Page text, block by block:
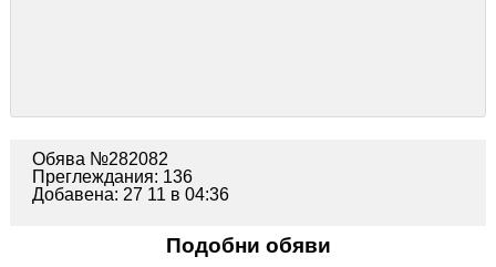
Обява №282082
Преглеждания: 136
Добавена: 27 11 в 04:36
Подобни обяви